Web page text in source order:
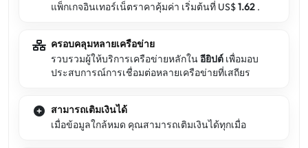
แพ็กเกจอินเทอร์เน็ตราคาคุ้มค่า เริ่มต้นที่ US$1.62 .
ครอบคลุมหลายเครือข่าย
รวบรวมผู้ให้บริการเครือข่ายหลักในอียิปต์ เพื่อมอบ
ประสบการณ์การเชื่อมต่อหลายเครือข่ายที่เสถียร
สามารถเติมเงินได้
เมื่อข้อมูลใกล้หมด คุณสามารถเติมเงินได้ทุกเมื่อ